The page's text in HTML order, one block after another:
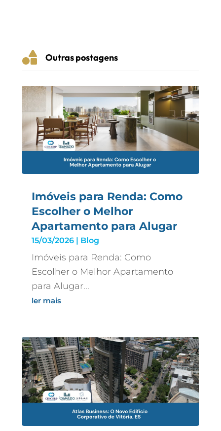
 Outras postagens
Imóveis para Renda: Como
Escolher o Melhor
Apartamento para Alugar
15/03/2026| Blog
Imóveis para Renda: Como
Escolher o Melhor Apartamento
para Alugar...
ler mais